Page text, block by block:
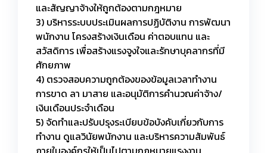
และสัญญาจ้างให้ถูกต้องตามกฎหมาย
3) บริหารระบบประเมินผลการปฏิบัติงาน การพัฒนา
พนักงาน โครงสร้างเงินเดือน ค่าตอบแทน และ
สวัสดิการ เพื่อสร้างแรงจูงใจและรักษาบุคลากรที่มี
ศักยภาพ
4) ตรวจสอบความถูกต้องของข้อมูลเวลาทำงาน
การขาด ลา มาสาย และอนุมัติการคำนวณค่าจ้าง/
เงินเดือนประจำเดือน
5) จัดทำและปรับปรุงระเบียบข้อบังคับเกี่ยวกับการ
ทำงาน ดูแลวินัยพนักงาน และบริหารความสัมพันธ์